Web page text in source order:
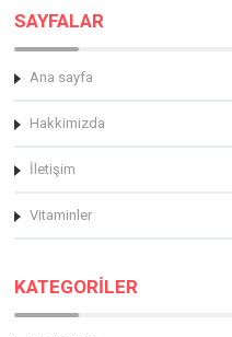
SAYFALAR
Ana sayfa
Hakkimizda
İletişim
Vitaminler
KATEGORİLER